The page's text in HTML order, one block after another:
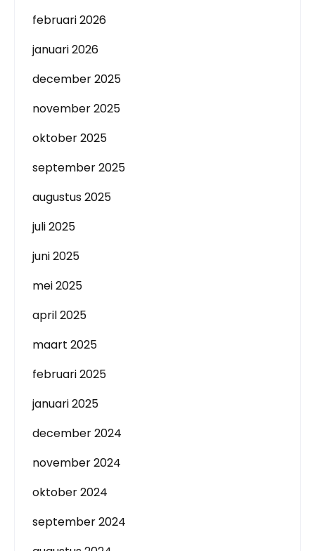
februari 2026
januari 2026
december 2025
november 2025
oktober 2025
september 2025
augustus 2025
juli 2025
juni 2025
mei 2025
april 2025
maart 2025
februari 2025
januari 2025
december 2024
november 2024
oktober 2024
september 2024